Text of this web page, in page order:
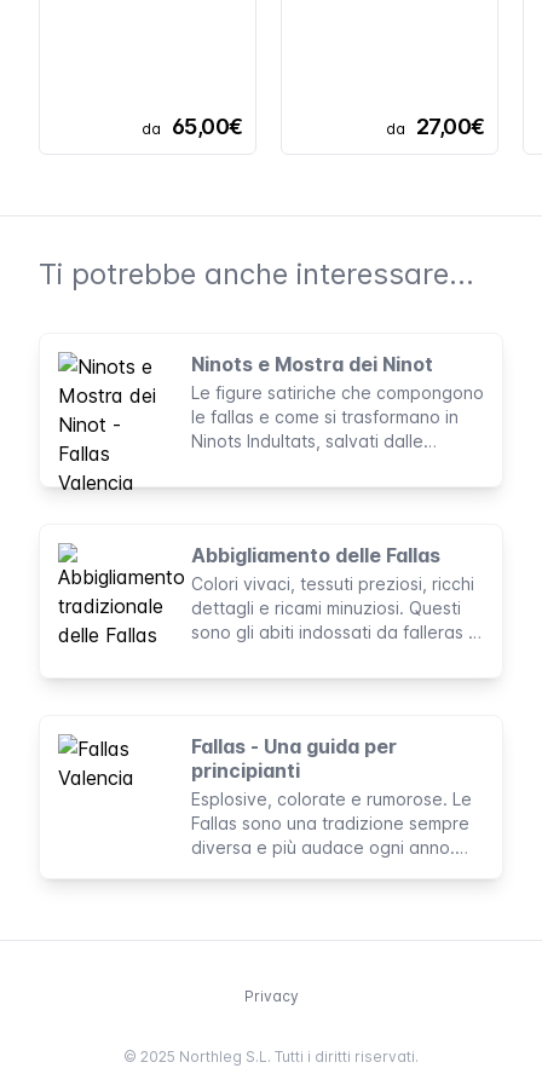
da 65,00€ da 27,00€
Ti potrebbe anche interessare...
Ninots e Mostra dei Ninot
Le figure satiriche che compongono
le fallas e come si trasformano in
Ninots Indultats, salvati dalle
Abbigliamento delle Fallas
Colori vivaci, tessuti preziosi, ricchi
dettagli e ricami minuziosi. Questi
sono gli abiti indossati da falleras e
Fallas - Una guida per
principianti
Esplosive, colorate e rumorose. Le
Fallas sono una tradizione sempre
diversa e più audace ogni anno.
Valencia.
Privacy
© 2025 Northleg S.L. Tutti i diritti riservati.